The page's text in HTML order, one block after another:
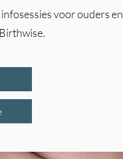
voor ouders en